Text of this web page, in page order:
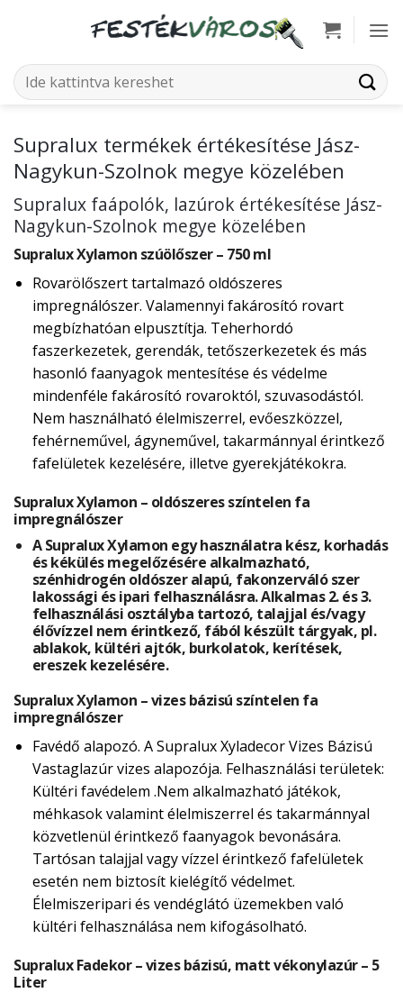
Keresés
a
Supralux termékek értékesítése Jász-
Nagykun-Szolnok megye közelében
Supralux faápolók, lazúrok értékesítése Jász-
Nagykun-Szolnok megye közelében
Supralux Xylamon szúölőszer – 750 ml
Rovarölőszert tartalmazó oldószeres
impregnálószer. Valamennyi fakárosító rovart
megbízhatóan elpusztítja. Teherhordó
faszerkezetek, gerendák, tetőszerkezetek és más
hasonló faanyagok mentesítése és védelme
mindenféle fakárosító rovaroktól, szuvasodástól.
Nem használható élelmiszerrel, evőeszközzel,
fehérneművel, ágyneművel, takarmánnyal érintkező
fafelületek kezelésére, illetve gyerekjátékokra.
Supralux Xylamon – oldószeres színtelen fa
impregnálószer
A Supralux Xylamon egy használatra kész, korhadás
és kékülés megelőzésére alkalmazható,
szénhidrogén oldószer alapú, fakonzerváló szer
lakossági és ipari felhasználásra. Alkalmas 2. és 3.
felhasználási osztályba tartozó, talajjal és/vagy
élővízzel nem érintkező, fából készült tárgyak, pl.
ablakok, kültéri ajtók, burkolatok, kerítések,
ereszek kezelésére.
Supralux Xylamon – vizes bázisú színtelen fa
impregnálószer
Favédő alapozó. A Supralux Xyladecor Vizes Bázisú
Vastaglazúr vizes alapozója. Felhasználási területek:
Kültéri favédelem .Nem alkalmazható játékok,
méhkasok valamint élelmiszerrel és takarmánnyal
közvetlenül érintkező faanyagok bevonására.
Tartósan talajjal vagy vízzel érintkező fafelületek
esetén nem biztosít kielégítő védelmet.
Élelmiszeripari és vendéglátó üzemekben való
kültéri felhasználása nem kifogásolható.
Supralux Fadekor – vizes bázisú, matt vékonylazúr – 5
Liter